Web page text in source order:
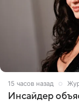
15 часов назад
Инсайдер